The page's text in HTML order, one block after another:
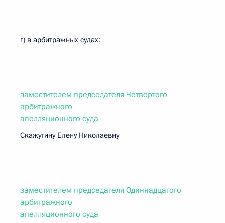
г) в арбитражных судах:
заместителем председателя Четвертого
арбитражного
апелляционного суда
Скажутину Елену Николаевну
заместителем председателя Одиннадцатого
арбитражного
апелляционного суда